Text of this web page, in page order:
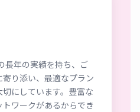
長年の実績を持ち、ご
り添い、最適なプラン
にしています。豊富な
ワークがあるからでき